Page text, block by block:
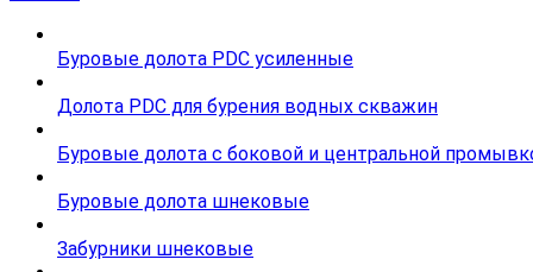
Буровые долота PDC усиленные
Долота PDC для бурения водных скважин
Буровые долота с бoковой и центральной
Буровые долота шнековые
Забурники шнековые